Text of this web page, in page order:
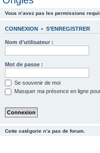
Vous n’avez pas les permissions
CONNEXION • S’ENREGISTRER
Nom d’utilisateur :
Mot de passe :
Se souvenir de moi
Masquer ma présence en ligne
Cette catégorie n’a pas de forum.